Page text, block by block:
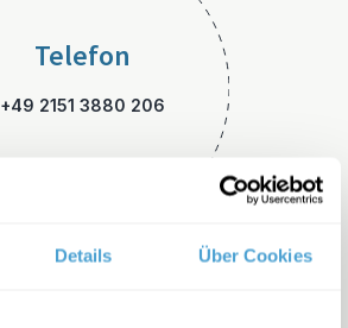
Details Über Cookies
Telefon
+49 2151 3880 206